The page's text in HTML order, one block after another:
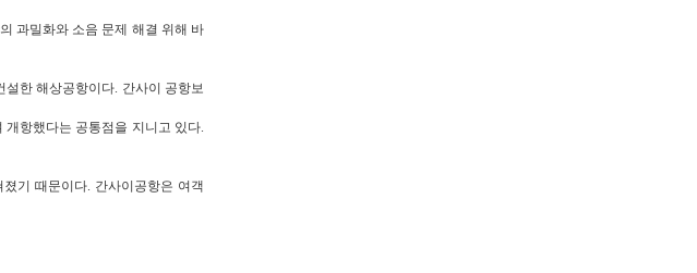
과밀화와 소음 문제 해결 위해 바
설한 해상공항이다. 간사이 공항보
개항했다는 공통점을 지니고 있다.
졌기 때문이다. 간사이공항은 여객